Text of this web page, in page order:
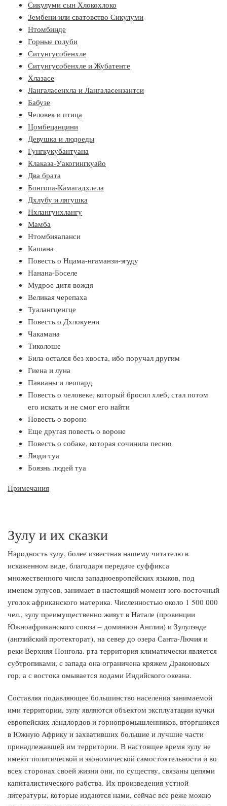
Сикулуми сын Хлокохлоко
Зембени или сватовство Сикулуми
Нтомбинде
Горные голуби
Ситунгусобенхле
Ситунгусобенхле и Жубатенте
Хлазасе
Лангаласенхла и Лангаласензантси
Бабузе
Человек и птица
Цомбецанцини
Девушка и людоеды
Гунгкукубантуана
Клаказа-Уакогингкуайо
Два брата
Бонгопа-Камагадхлела
Дхлубу и лягушка
Нхлангунхлангу
Мамба
Нтомбияапанси
Кашана
Повесть о Нцама-нгаманзи-эгуду
Нанана-Боселе
Мудрое дитя вождя
Великая черепаха
Туалангценгце
Повесть о Дхлокуени
Чакамана
Тиколоше
Била остался без хвоста, ибо поручал другим
Гиена и луна
Павианы и леопард
Повесть о человеке, кото­рый бросил хлеб, стал потом
его искать и не смог его найти
Повесть о вороне
Еще другая повесть о во­роне
Повесть о собаке, которая сочинила песню
Люди туа
Боязнь людей туа
Примечания
Зулу и их сказки
Народность зулу, более известная нашему читателю в
искаженном виде, благодаря передаче суффикса
множественного числа западноевропейских языков, под
именем зулусов, занимает в настоящий момент юго-восточный
уголок африканского материка. Численностью около 1 500 000
чел., зулу преимущественно живут в Натале (провинции
Южноафриканского союза – доминион Англии) и Зулулэнде
(английский протекторат), на север до озера Санта-Лючия и
реки Верхняя Понгола. рта территория климатически является
субтропиками, с запада она ограничена кряжем Драконовых
гор, а с востока омывается водами Индийского океана.
Составляя подавляющее большинство населения занимаемой
ими территории, зулу являются объектом эксплуатации кучки
европейских лендлордов и горнопромышленников, вторгшихся
в Южную Африку и захвативших большие и лучшие части
принадлежавшей им территории. В настоящее время зулу не
имеют политической и экономической самостоятельности и во
всех сторонах своей жизни они, по существу, связаны цепями
капиталистического рабства. Их произведения устной
литературы, которые издаются нами, сейчас все реже можно